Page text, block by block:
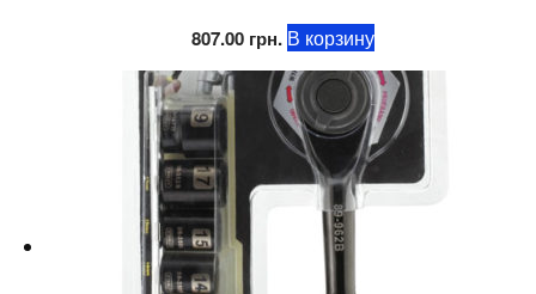
807.00 грн. В корзину